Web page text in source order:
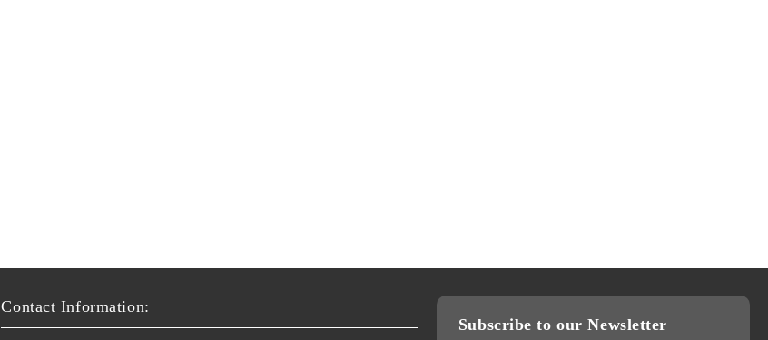
Contact Information:
Subscribe to our Newsletter